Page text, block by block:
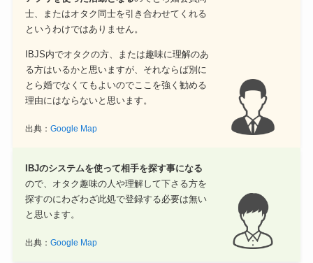
士、またはオタク同士を引き合わせてくれる
というわけではありません。
IBJS内でオタクの方、または趣味に理解のあ
る方はいるかと思いますが、それならば別に
とら婚でなくてもよいのでここを強く勧める
理由にはならないと思います。
出典： Google Map
IBJのシステムを使って相手を探す事になる
ので、オタク趣味の人や理解して下さる方を
探すのにわざわざ此処で登録する必要は無い
と思います。
出典： Google Map